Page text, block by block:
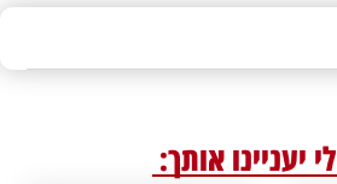
יעניינו אותך: